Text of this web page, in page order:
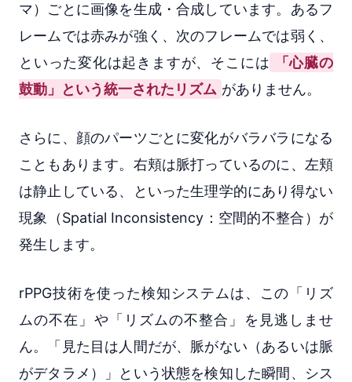
マ）ごとに画像を生成・合成しています。あるフ
レームでは赤みが強く、次のフレームでは弱く、
といった変化は起きますが、そこには
「心臓の
鼓動」という統一されたリズム がありません。
さらに、顔のパーツごとに変化がバラバラになる
こともあります。右頬は脈打っているのに、左頬
は静止している、といった生理学的にあり得ない
現象（Spatial Inconsistency：空間的不整合）が
発生します。
rPPG技術を使った検知システムは、この「リズ
ムの不在」や「リズムの不整合」を見逃しませ
ん。「見た目は人間だが、脈がない（あるいは脈
がデタラメ）」という状態を検知した瞬間、シス